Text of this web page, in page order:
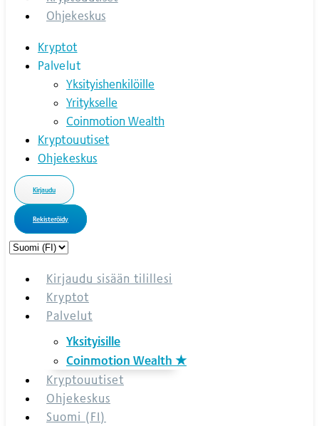
Ohjekeskus
Kryptot
Palvelut
Yksityishenkilöille
Yritykselle
Coinmotion Wealth
Kryptouutiset
Ohjekeskus
Kirjaudu
Rekisteröidy
Choose
languageKirjaudu sisään tilillesi
Kryptot
Palvelut
Yksityisille
Coinmotion Wealth ★
Kryptouutiset
Ohjekeskus
Suomi (FI)